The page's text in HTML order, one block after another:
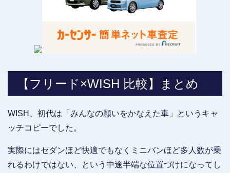
【フリード×WISH 比較】まとめ
WISH、初代は「みんなの願いをかなえた車」というキャ
ッチコピーでした。
実際にはセダンほど快適でもなくミニバンほど多人数が乗
れるわけではない、という中途半端な位置づけになってし